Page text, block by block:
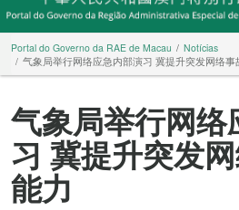
Portal do Governo da RAE de Macau
Notícias
气象局举行网络应急内部演习 冀提升突发网络事
气象局举行网络
习 冀提升突发
能力